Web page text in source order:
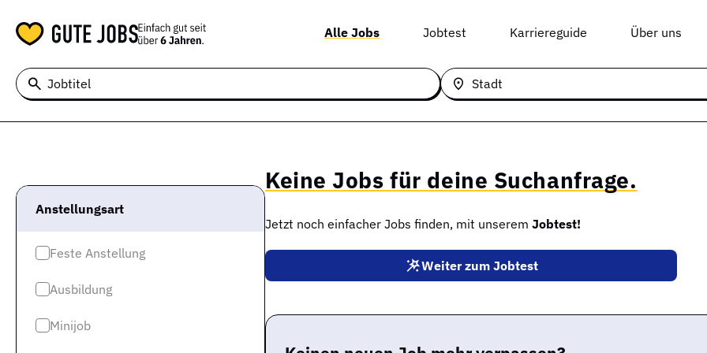
Alle Jobs Jobtest Karriereguide Über uns
Jobtitel Stadt
Anstellungsart
Feste Anstellung
Ausbildung
Minijob
Keine Jobs für deine Suchanfrage.
Jetzt noch einfacher Jobs finden, mit unserem Jobtest!
Weiter zum Jobtest